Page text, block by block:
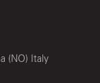
(NO) Italy